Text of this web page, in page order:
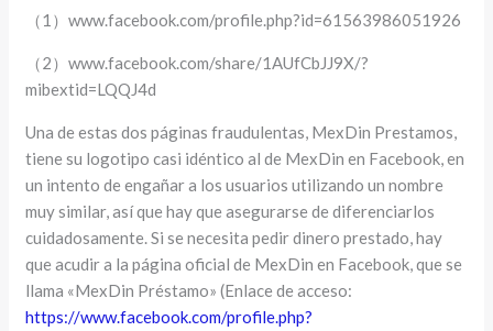
（1）www.facebook.com/profile.php?id=61563986051926
（2）www.facebook.com/share/1AUfCbJJ9X/?
mibextid=LQQJ4d
Una de estas dos páginas fraudulentas, MexDin Prestamos,
tiene su logotipo casi idéntico al de MexDin en Facebook, en
un intento de engañar a los usuarios utilizando un nombre
muy similar, así que hay que asegurarse de diferenciarlos
cuidadosamente. Si se necesita pedir dinero prestado, hay
que acudir a la página oficial de MexDin en Facebook, que se
llama «MexDin Préstamo» (Enlace de acceso:
https://www.facebook.com/profile.php?